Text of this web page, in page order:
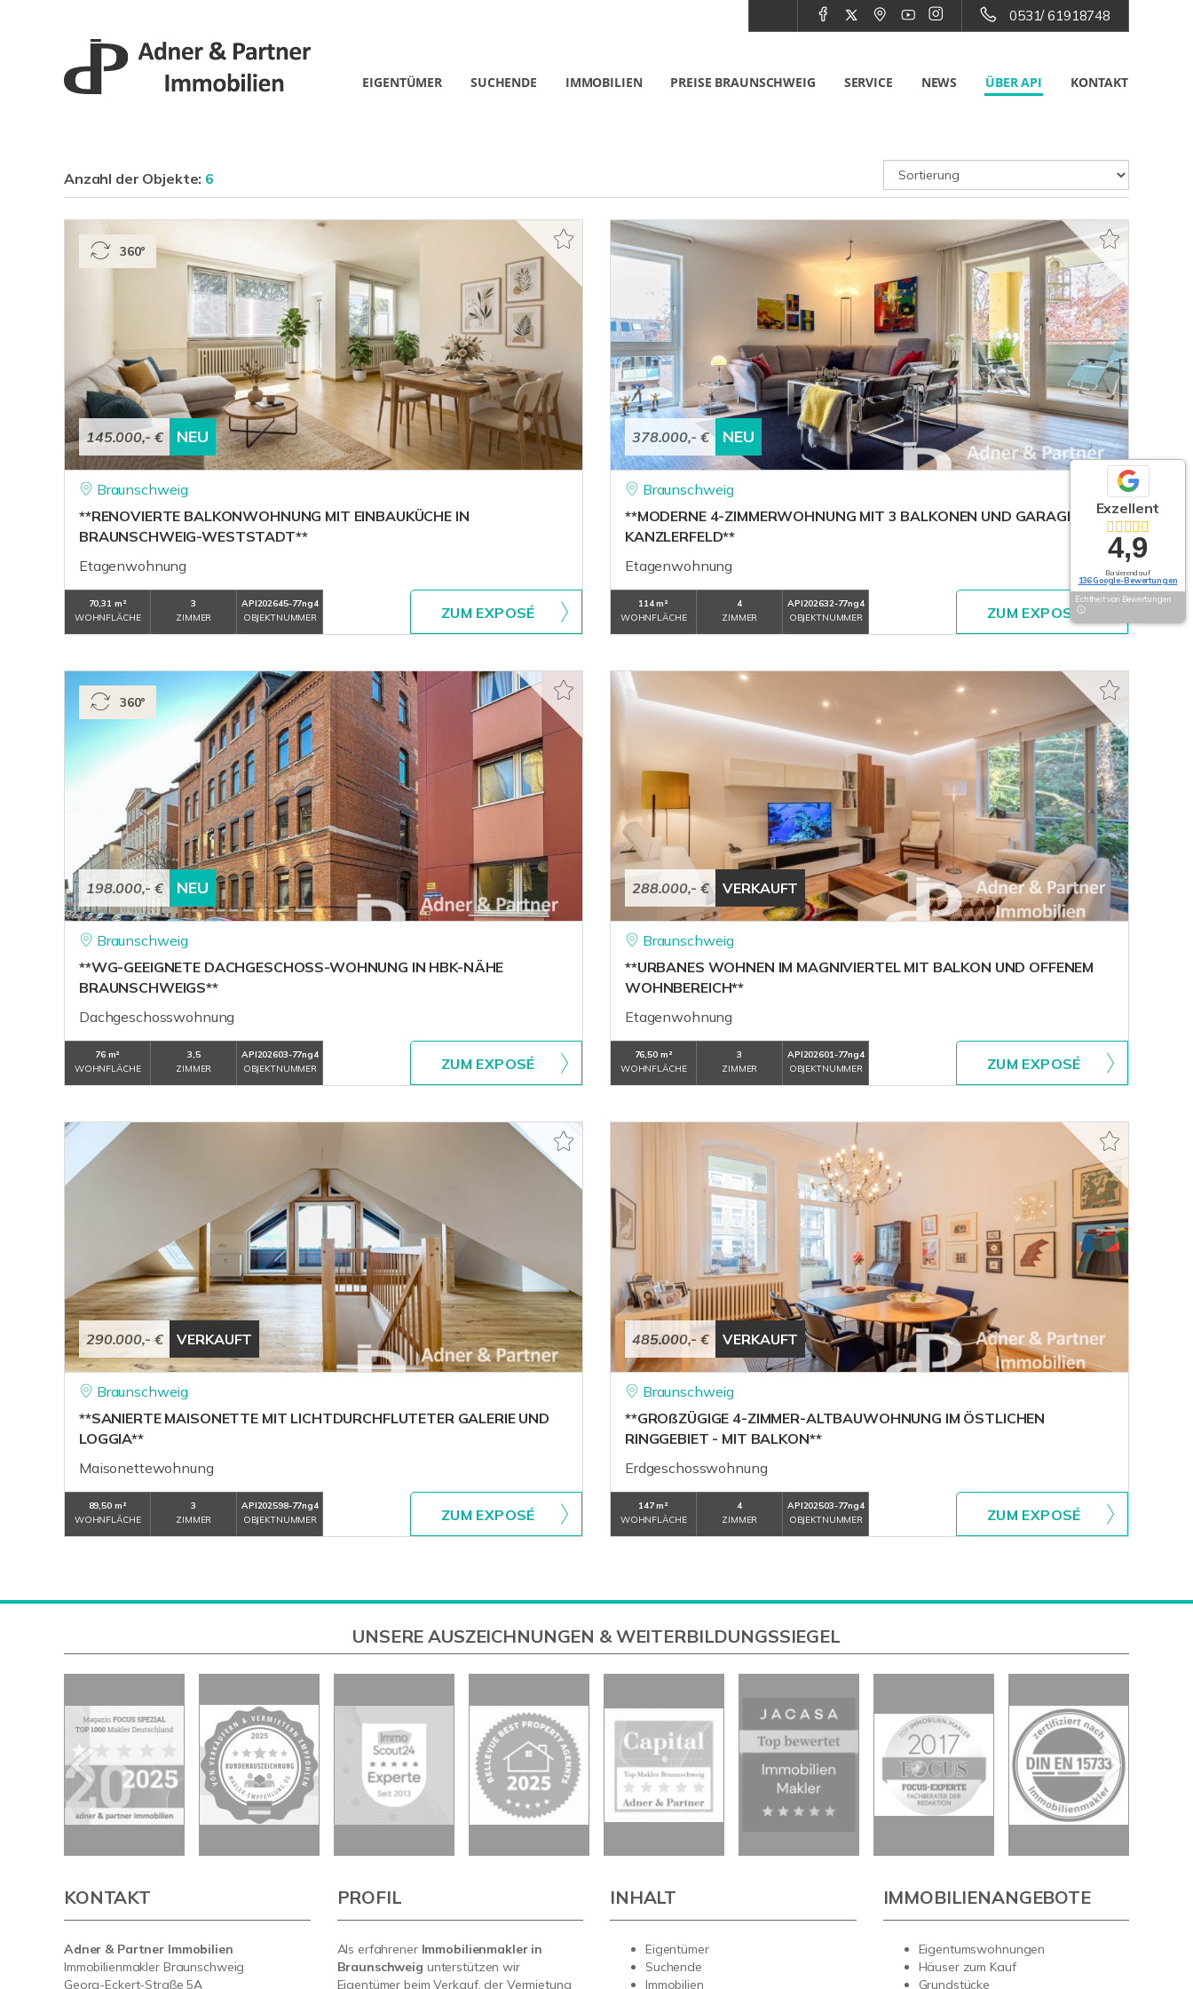
0531/ 61918748
EIGENTÜMER SUCHENDE IMMOBILIEN PREISE BRAUNSCHWEIG SERVICE NEWS ÜBER API KONTAKT
Anzahl der Objekte: 6
145.000,- € NEU
360°
Braunschweig
**RENOVIERTE BALKONWOHNUNG MIT EINBAUKÜCHE IN
BRAUNSCHWEIG-WESTSTADT**
Etagenwohnung
70,31 m²
WOHNFLÄCHE
3
ZIMMER
API202645-77ng4
OBJEKTNUMMER
ZUM EXPOSÉ
378.000,- € NEU
Braunschweig
**MODERNE 4-ZIMMERWOHNUNG MIT 3 BALKONEN UND GARAGE IM
KANZLERFELD**
Etagenwohnung
114 m²
WOHNFLÄCHE
4
ZIMMER
API202632-77ng4
OBJEKTNUMMER
ZUM EXPOSÉ
198.000,- € NEU
360°
Braunschweig
**WG-GEEIGNETE DACHGESCHOSS-WOHNUNG IN HBK-NÄHE
BRAUNSCHWEIGS**
Dachgeschosswohnung
76 m²
WOHNFLÄCHE
3,5
ZIMMER
API202603-77ng4
OBJEKTNUMMER
ZUM EXPOSÉ
288.000,- € VERKAUFT
Braunschweig
**URBANES WOHNEN IM MAGNIVIERTEL MIT BALKON UND OFFENEM
WOHNBEREICH**
Etagenwohnung
76,50 m²
WOHNFLÄCHE
3
ZIMMER
API202601-77ng4
OBJEKTNUMMER
ZUM EXPOSÉ
290.000,- € VERKAUFT
Braunschweig
**SANIERTE MAISONETTE MIT LICHTDURCHFLUTETER GALERIE UND
LOGGIA**
Maisonettewohnung
89,50 m²
WOHNFLÄCHE
3
ZIMMER
API202598-77ng4
OBJEKTNUMMER
ZUM EXPOSÉ
485.000,- € VERKAUFT
Braunschweig
**GROßZÜGIGE 4-ZIMMER-ALTBAUWOHNUNG IM ÖSTLICHEN
RINGGEBIET - MIT BALKON**
Erdgeschosswohnung
147 m²
WOHNFLÄCHE
4
ZIMMER
API202503-77ng4
OBJEKTNUMMER
ZUM EXPOSÉ
Exzellent
4,9
Basierend auf
136 Google-Bewertungen
Echtheit von Bewertungen
UNSERE AUSZEICHNUNGEN & WEITERBILDUNGSSIEGEL
KONTAKT
Adner & Partner Immobilien
Immobilienmakler Braunschweig
Georg-Eckert-Straße 5A
PROFIL
Als erfahrener Immobilienmakler in
Braunschweig unterstützen wir
Eigentümer beim Verkauf, der Vermietung
INHALT
Eigentümer
Suchende
Immobilien
IMMOBILIENANGEBOTE
Eigentumswohnungen
Häuser zum Kauf
Grundstücke